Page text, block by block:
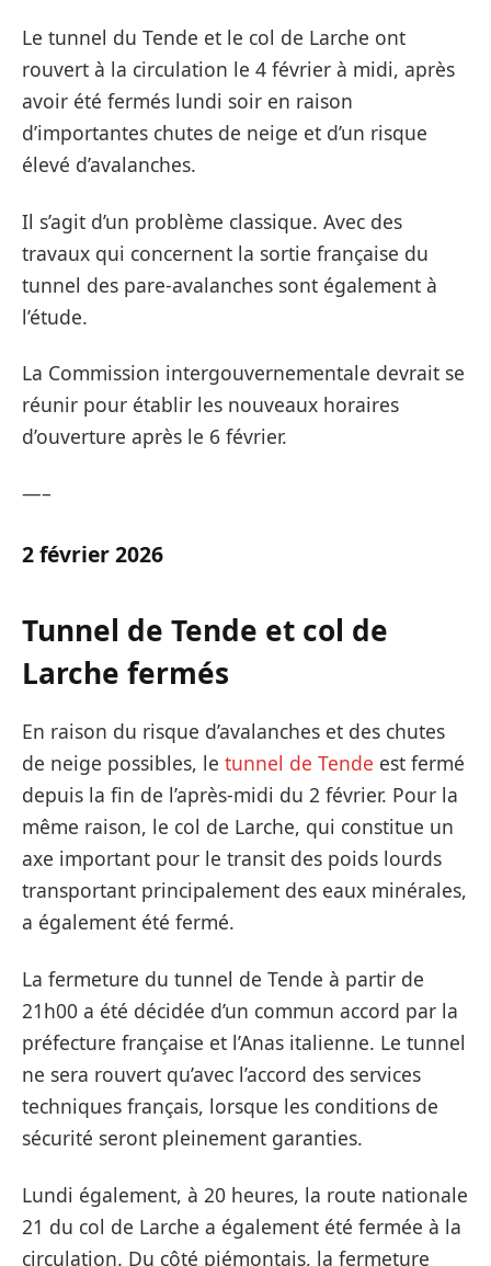
Le tunnel du Tende et le col de Larche ont
rouvert à la circulation le 4 février à midi, après
avoir été fermés lundi soir en raison
d’importantes chutes de neige et d’un risque
élevé d’avalanches.
Il s’agit d’un problème classique. Avec des
travaux qui concernent la sortie française du
tunnel des pare-avalanches sont également à
l’étude.
La Commission intergouvernementale devrait se
réunir pour établir les nouveaux horaires
d’ouverture après le 6 février.
—–
2 février 2026
Tunnel de Tende et col de
Larche fermés
En raison du risque d’avalanches et des chutes
de neige possibles, le tunnel de Tende est fermé
depuis la fin de l’après-midi du 2 février. Pour la
même raison, le col de Larche, qui constitue un
axe important pour le transit des poids lourds
transportant principalement des eaux minérales,
a également été fermé.
La fermeture du tunnel de Tende à partir de
21h00 a été décidée d’un commun accord par la
préfecture française et l’Anas italienne. Le tunnel
ne sera rouvert qu’avec l’accord des services
techniques français, lorsque les conditions de
sécurité seront pleinement garanties.
Lundi également, à 20 heures, la route nationale
21 du col de Larche a également été fermée à la
circulation. Du côté piémontais, la fermeture